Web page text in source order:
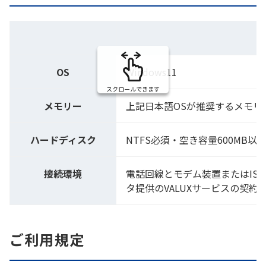
OS Windows11
メモリー 上記日本語OSが推奨するメモリ
ハードディスク NTFS必須・空き容量600MB以
接続環境
電話回線とモデム装置または
タ提供のVALUXサービスの契約
スクロールできます
ご利用規定